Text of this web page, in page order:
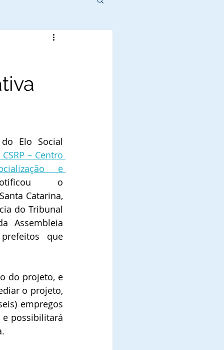
Elo Social
– Centro
e
o
Catarina,
do Tribunal
Assembleia
que
do projeto, e
o projeto,
empregos
e possibilitará